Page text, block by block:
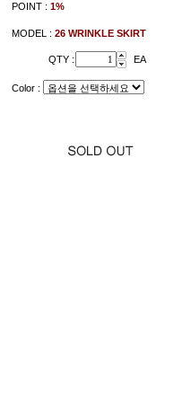
POINT : 1%
MODEL : 26 WRINKLE SKIRT
QTY : EA
Color :